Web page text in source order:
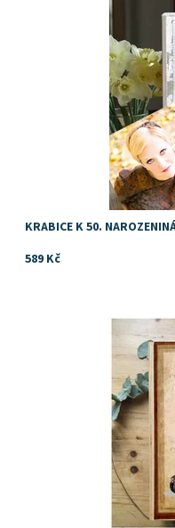
Skladem
DejDar
KRABICE K 50.
589 Kč
TIP na dárek k 50.
Skladem
DejDar